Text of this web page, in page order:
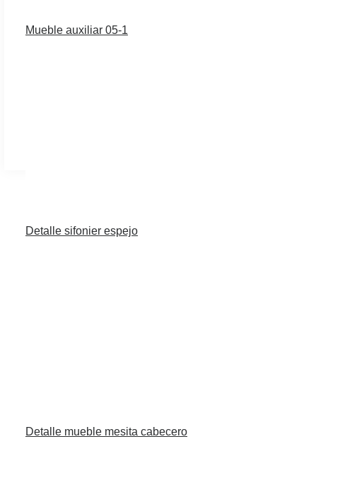
Mueble auxiliar 05-1
Detalle sifonier espejo
Detalle mueble mesita cabecero